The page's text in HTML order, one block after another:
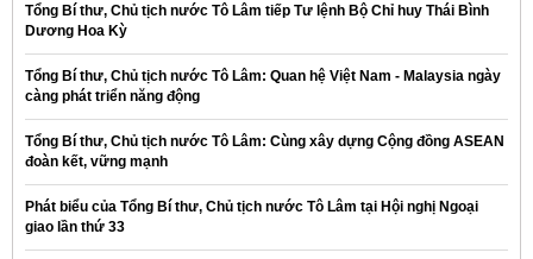
Tổng Bí thư, Chủ tịch nước Tô Lâm tiếp Tư lệnh Bộ Chỉ huy Thái Bình
Dương Hoa Kỳ
Tổng Bí thư, Chủ tịch nước Tô Lâm: Quan hệ Việt Nam - Malaysia ngày
càng phát triển năng động
Tổng Bí thư, Chủ tịch nước Tô Lâm: Cùng xây dựng Cộng đồng ASEAN
đoàn kết, vững mạnh
Phát biểu của Tổng Bí thư, Chủ tịch nước Tô Lâm tại Hội nghị Ngoại
giao lần thứ 33